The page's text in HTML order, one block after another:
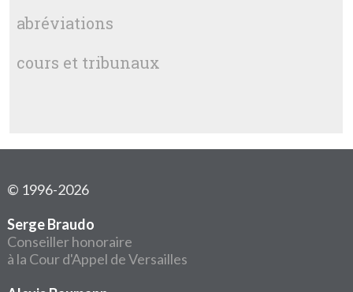
abréviations
cours et tribunaux
© 1996-2026
Serge Braudo
Conseiller honoraire
à la Cour d'Appel de Versailles